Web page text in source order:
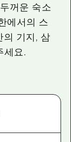
꺼운 숙소
에서의 스
의 기지, 삼
세요.